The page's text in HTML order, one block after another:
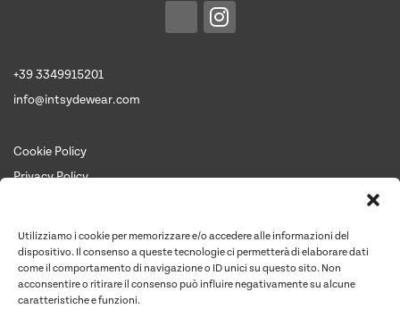
Utilizziamo i cookie per memorizzare e/o accedere alle informazioni del
dispositivo. Il consenso a queste tecnologie ci permetterà di elaborare dati
come il comportamento di navigazione o ID unici su questo sito. Non
acconsentire o ritirare il consenso può influire negativamente su alcune
caratteristiche e funzioni.
+39 3349915201
info@intsydewear.com
Cookie Policy
Privacy Policy
Contattaci per un preventivo
Contatti